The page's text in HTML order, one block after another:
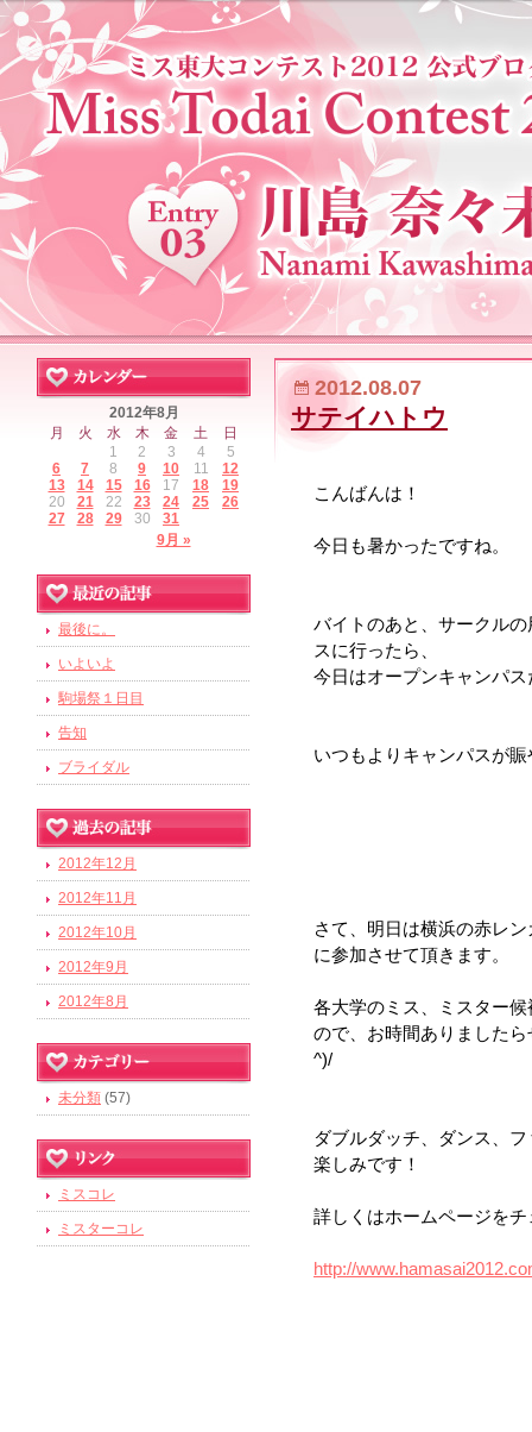
2012.08.07
サテイハトウ
こんばんは！
今日も暑かったですね。
バイトのあと、サークル
スに行ったら、
今日はオープンキャンパ
いつもよりキャンパスが
さて、明日は横浜の赤レ
に参加させて頂きます。
各大学のミス、ミスター
ので、お時間ありました
^)/
ダブルダッチ、ダンス、
楽しみです！
詳しくはホームページを
http://
2012年8月
月
火 水 木 金 土 日
9月 »
1 2 3 4
5
6
7 8 9 10 11
12
13
14 15 16 17 18
19
20
21 22 23 24 25
26
27
28 29 30 31
最後に。
いよいよ
駒場祭１日目
告知
ブライダル
2012年12月
2012年11月
2012年10月
2012年9月
2012年8月
未分類 (57)
ミスコレ
ミスターコレ